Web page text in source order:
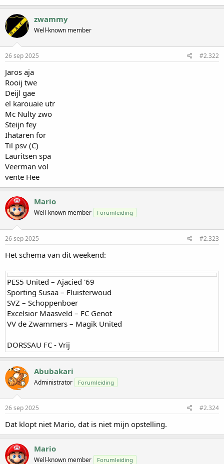
zwammy
Well-known member
26 sep 2025 #2.322
Jaros aja
Rooij twe
Deijl gae
el karouaie utr
Mc Nulty zwo
Steijn fey
Ihataren for
Til psv (C)
Lauritsen spa
Veerman vol
vente Hee
Mario
Well-known member Forumleiding
26 sep 2025 #2.323
Het schema van dit weekend:
PES5 United – Ajacied '69
Sporting Susaa – Fluisterwoud
SVZ – Schoppenboer
Excelsior Maasveld – FC Genot
VV de Zwammers – Magik United
DORSSAU FC - Vrij
Abubakari
Administrator Forumleiding
26 sep 2025 #2.324
Dat klopt niet Mario, dat is niet mijn opstelling.
Mario
Well-known member Forumleiding